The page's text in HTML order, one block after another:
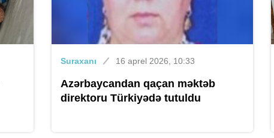
Suraxanı 16 aprel 2026, 10:33
Azərbaycandan qaçan məktəb
direktoru Türkiyədə tutuldu